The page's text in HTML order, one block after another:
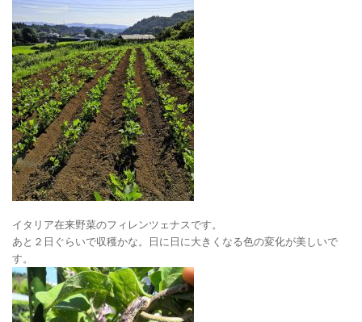
イタリア在来野菜のフィレンツェナスです。
あと２日ぐらいで収穫かな。日に日に大きくなる色の変化が美しいで
す。